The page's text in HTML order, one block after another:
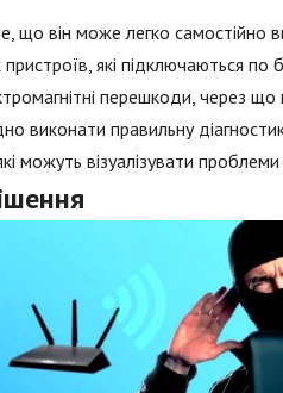
він може легко самостійно
які підключаються
перешкоди, через
виконати правильну
можуть візуалізувати проблеми